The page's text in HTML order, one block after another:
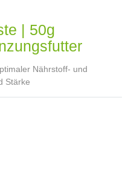
| 50g
Nährstoff- und
Stärke